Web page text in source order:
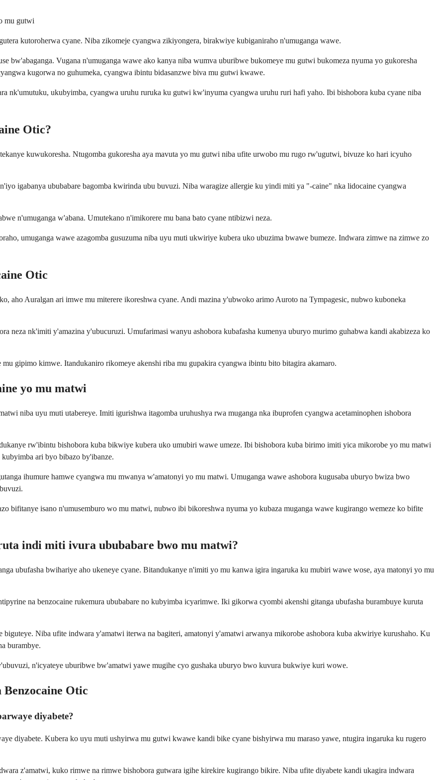
mu gutwi
kutoroherwa cyane. Niba zikomeje cyangwa zikiyongera, birakwiye kubiganiraho n'umuganga wawe.
bw'abaganga. Vugana n'umuganga wawe ako kanya niba wumva uburibwe bukomeye mu gutwi bukomeza nyuma yo gukoresha
kugorwa no guhumeka, cyangwa ibintu bidasanzwe biva mu gutwi kwawe.
nk'umutuku, ukubyimba, cyangwa uruhu ruruka ku gutwi kw'inyuma cyangwa uruhu ruri hafi yaho. Ibi bishobora kuba cyane niba
Otic?
kuwukoresha. Ntugomba gukoresha aya mavuta yo mu gutwi niba ufite urwobo mu rugo rw'ugutwi, bivuze ko hari icyuho
igabanya ububabare bagomba kwirinda ubu buvuzi. Niba waragize allergie ku yindi miti ya "-caine" nka lidocaine cyangwa
n'umuganga w'abana. Umutekano n'imikorere mu bana bato cyane ntibizwi neza.
umuganga wawe azagomba gusuzuma niba uyu muti ukwiriye kubera uko ubuzima bwawe bumeze. Indwara zimwe na zimwe zo
Otic
aho Auralgan ari imwe mu miterere ikoreshwa cyane. Andi mazina y'ubwoko arimo Auroto na Tympagesic, nubwo kuboneka
neza nk'imiti y'amazina y'ubucuruzi. Umufarimasi wanyu ashobora kubafasha kumenya uburyo murimo guhabwa kandi akabizeza ko
gipimo kimwe. Itandukaniro rikomeye akenshi riba mu gupakira cyangwa ibintu bito bitagira akamaro.
yo mu matwi
niba uyu muti utabereye. Imiti igurishwa itagomba uruhushya rwa muganga nka ibuprofen cyangwa acetaminophen ishobora
rw'ibintu bishobora kuba bikwiye kubera uko umubiri wawe umeze. Ibi bishobora kuba birimo imiti yica mikorobe yo mu matwi
ari byo bibazo by'ibanze.
ihumure hamwe cyangwa mu mwanya w'amatonyi yo mu matwi. Umuganga wawe ashobora kugusaba uburyo bwiza bwo
bifitanye isano n'umusemburo wo mu matwi, nubwo ibi bikoreshwa nyuma yo kubaza muganga wawe kugirango wemeze ko bifite
indi miti ivura ububabare bwo mu matwi?
ubufasha bwihariye aho ukeneye cyane. Bitandukanye n'imiti yo mu kanwa igira ingaruka ku mubiri wawe wose, aya matonyi yo mu
na benzocaine rukemura ububabare no kubyimba icyarimwe. Iki gikorwa cyombi akenshi gitanga ubufasha burambuye kuruta
Niba ufite indwara y'amatwi iterwa na bagiteri, amatonyi y'amatwi arwanya mikorobe ashobora kuba akwiriye kurushaho. Ku
burambye.
n'icyateye uburibwe bw'amatwi yawe mugihe cyo gushaka uburyo bwo kuvura bukwiye kuri wowe.
Otic
diyabete?
diyabete. Kubera ko uyu muti ushyirwa mu gutwi kwawe kandi bike cyane bishyirwa mu maraso yawe, ntugira ingaruka ku rugero
z'amatwi, kuko rimwe na rimwe bishobora gutwara igihe kirekire kugirango bikire. Niba ufite diyabete kandi ukagira indwara